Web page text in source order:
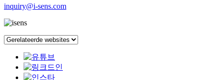
inquiry@i-sens.com